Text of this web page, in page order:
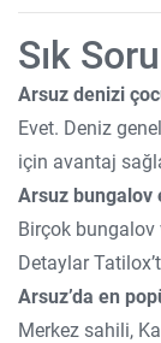
Sık
Arsuz denizi
Evet. Deniz
için avantaj
Arsuz bungalov
Birçok
Detaylar
Arsuz’da en
Merkez sahili,